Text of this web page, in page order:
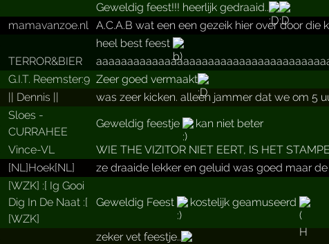
Geweldig feest!!! heerlijk gedraaid..
mamavanzoe.­nl A.C.A.B wat een een gezeik hier over door
heel best feest
TERROR&BIER
G.­I.­T.­ Reemster:9 Zeer goed vermaakt
|| Dennis || was zeer kicken. alleen jammer dat we om 5
Sloes -
CURRAHEE
Geweldig feestje kan niet beter
Vince-VL WIE THE VIZITOR NIET EERT, IS HET
[NL]Hoek[NL] ze draaide lekker en geluid was goed maar
[WZK] :[ Ig Gooi
Dig In De Naat :[
[WZK]
Geweldig Feest kostelijk geamuseerd
zeker vet feestje..